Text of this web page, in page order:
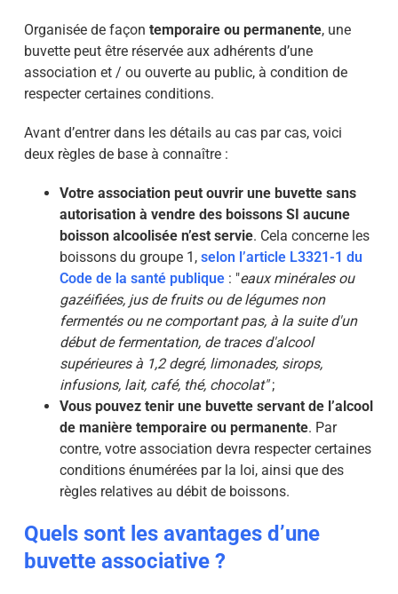
Organisée de façon temporaire ou permanente, une
buvette peut être réservée aux adhérents d’une
association et / ou ouverte au public, à condition de
respecter certaines conditions.
Avant d’entrer dans les détails au cas par cas, voici
deux règles de base à connaître :
Votre association peut ouvrir une buvette sans
autorisation à vendre des boissons SI aucune
boisson alcoolisée n’est servie. Cela concerne les
boissons du groupe 1, selon l’article L3321-1 du
Code de la santé publique: "eaux minérales ou
gazéifiées, jus de fruits ou de légumes non
fermentés ou ne comportant pas, à la suite d'un
début de fermentation, de traces d'alcool
supérieures à 1,2 degré, limonades, sirops,
infusions, lait, café, thé, chocolat";
Vous pouvez tenir une buvette servant de l’alcool
de manière temporaire ou permanente. Par
contre, votre association devra respecter certaines
conditions énumérées par la loi, ainsi que des
règles relatives au débit de boissons.
Quels sont les avantages d’une
buvette associative ?